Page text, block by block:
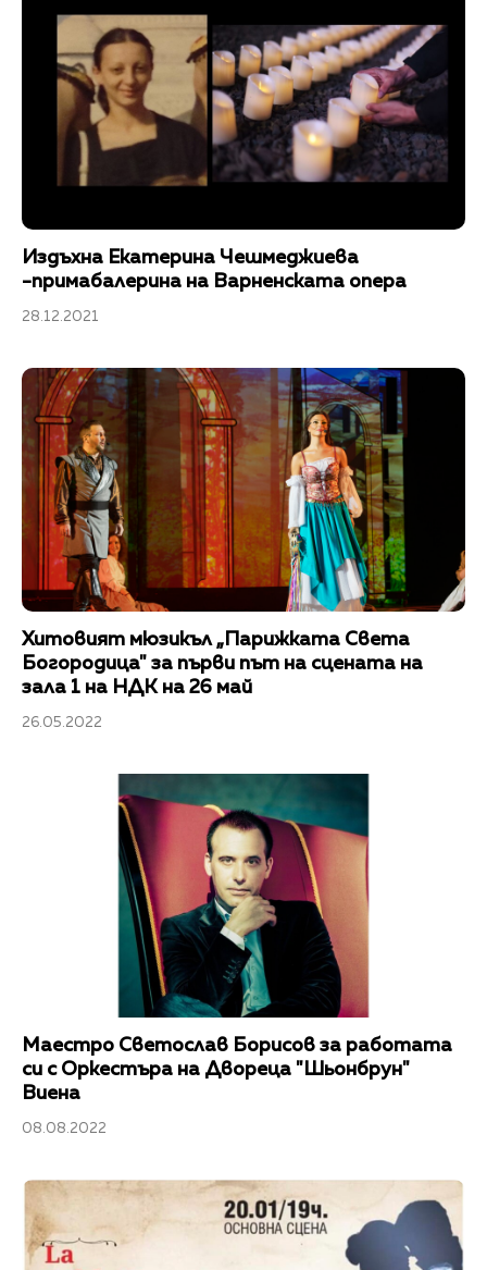
Издъхна Екатерина Чешмеджиева
-примабалерина на Варненската опера
28.12.2021
Хитовият мюзикъл „Парижката Света
Богородица" за първи път на сцената на
зала 1 на НДК на 26 май
26.05.2022
Маестро Светослав Борисов за работата
си с Оркестъра на Двореца "Шьонбрун"
Виена
08.08.2022